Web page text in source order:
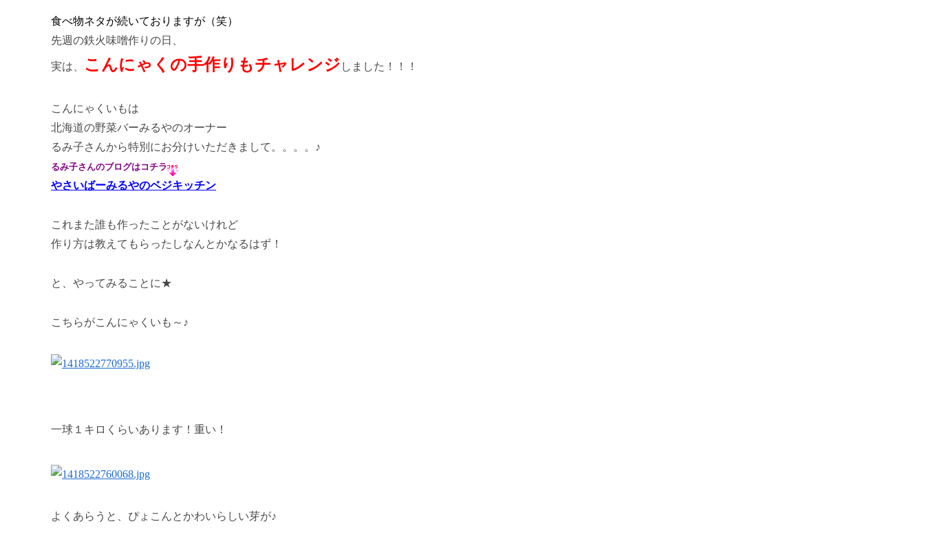
食べ物ネタが続いておりますが（笑）
先週の鉄火味噌作りの日、
実は、 こんにゃくの手作りもチャレンジ しました！！！
こんにゃくいもは
北海道の野菜バーみるやのオーナー
るみ子さんから特別にお分けいただきまして。。。。♪
るみ子さんのブログはコチラ
やさいばーみるやのベジキッチン
これまた誰も作ったことがないけれど
作り方は教えてもらったしなんとかなるはず！
と、やってみることに★
こちらがこんにゃくいも～♪
一球１キロくらいあります！重い！
よくあらうと、ぴょこんとかわいらしい芽が♪